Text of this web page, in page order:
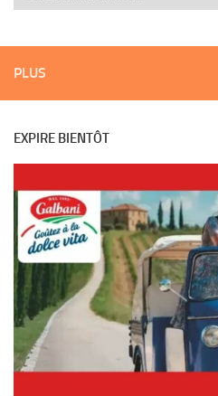
PLUS
EXPIRE BIENTÔT